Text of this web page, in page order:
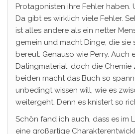
Protagonisten ihre Fehler haben.
Da gibt es wirklich viele Fehler.
ist alles andere als ein netter
gemein und macht Dinge, die sie
bereut. Genauso wie Perry. Auch
Datingmaterial, doch die Chemie
beiden macht das Buch so
unbedingt wissen will, wie es
weitergeht. Denn es knistert so
Schön fand ich auch, dass es im
eine großartige